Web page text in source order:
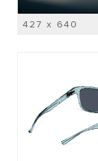
427 x 640